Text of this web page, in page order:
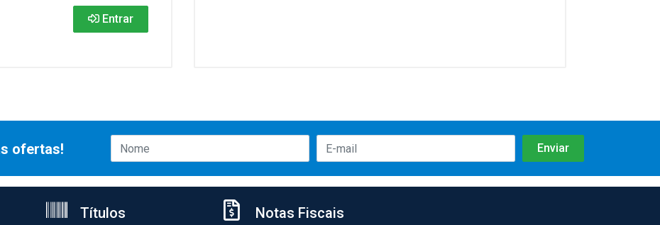
Entrar
ofertas!
Títulos Notas Fiscais